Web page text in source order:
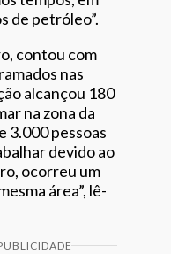
de petróleo”.
contou com
nas
alcançou 180
na zona da
3.000 pessoas
devido ao
ocorreu um
área”, lê-